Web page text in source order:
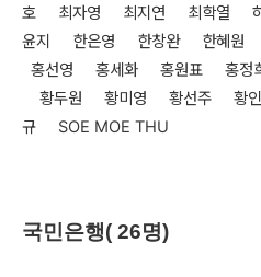
호 최자영 최지연 최학열
윤지 한은영 한창완 한혜원
홍선영 홍세화 홍원표 홍
황두원 황미영 황선주 황
규 SOE MOE THU
국민은행( 26명)